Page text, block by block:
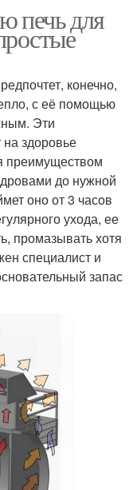
печь для
конечно,
с её помощью
Эти
на здоровье
преимуществом
до нужной
оно от 3 часов
ухода, ее
промазывать хотя
специалист и
запас